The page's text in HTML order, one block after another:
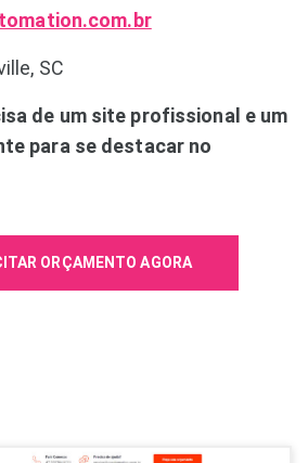
SC
de um site profissional e um
para se destacar no
ORÇAMENTO AGORA